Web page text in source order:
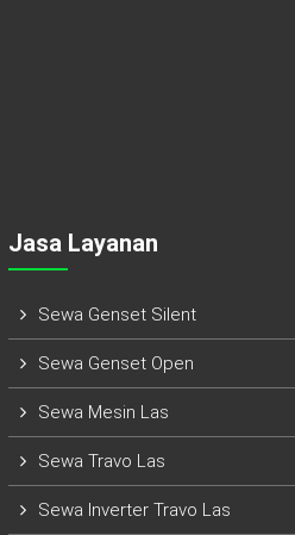
Jasa Layanan
Sewa Genset Silent
Sewa Genset Open
Sewa Mesin Las
Sewa Travo Las
Sewa Inverter Travo Las